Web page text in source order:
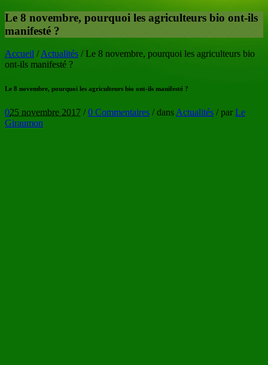
Le 8 novembre, pourquoi les agriculteurs bio ont-ils
manifesté ?
Accueil /Actualités /Le 8 novembre, pourquoi les agriculteurs bio
ont-ils manifesté ?
Le 8 novembre, pourquoi les agriculteurs bio ont-ils manifesté ?
025 novembre 2017 /0 Commentaires /dans Actualités /par Le
Giraumon